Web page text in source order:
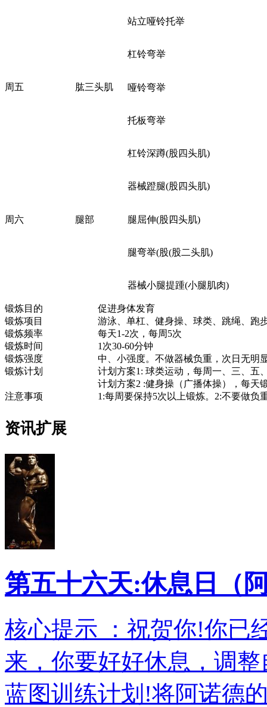
站立哑铃托举
周五 肱三头肌
杠铃弯举
哑铃弯举
托板弯举
周六 腿部
杠铃深蹲(股四头肌)
器械蹬腿(股四头肌)
腿屈伸(股四头肌)
腿弯举(股(股二头肌)
器械小腿提踵(小腿肌肉)
锻炼目的
促进身体发育
锻炼项目
游泳、单杠、健身操、球类、跳绳、跑
锻炼频率
每天1-2次，每周5次
锻炼时间
1次30-60分钟
锻炼强度
中、小强度。不做器械负重，次日无明
锻炼计划
计划方案1: 球类运动，每周一、三、五
计划方案2 :健身操（广播体操），每天
注意事项
1:每周要保持5次以上锻炼。2:不要做负
资讯扩展
第五十六天:休息日（
核心提示 ：祝贺你!你已
来，你要好好休息，调
蓝图训练计划!将阿诺德